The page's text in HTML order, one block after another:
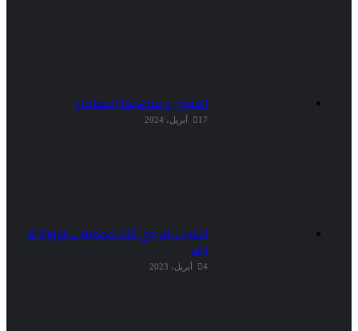
الفتوى و مناهجها المعاصرة
التدريب التربوي أثناء الخدمة … ضرورة أم